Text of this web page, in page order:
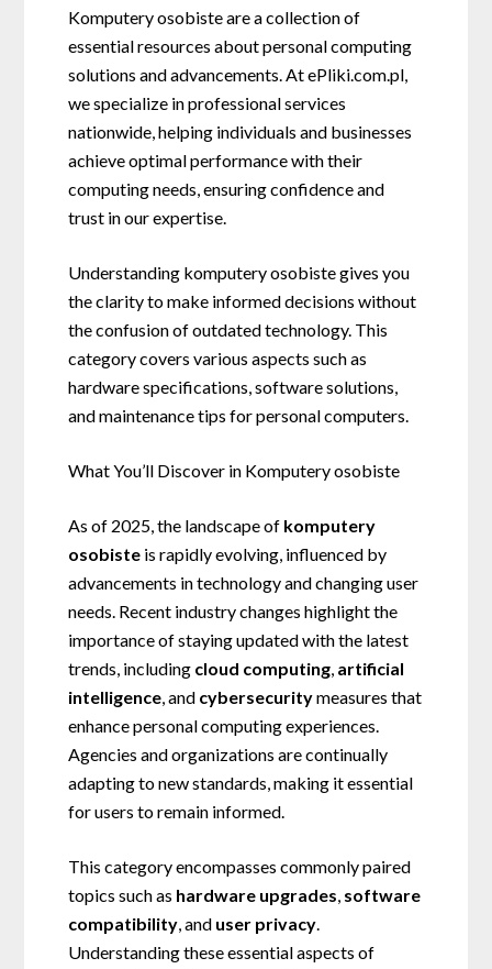
Komputery osobiste are a collection of
essential resources about personal computing
solutions and advancements. At ePliki.com.pl,
we specialize in professional services
nationwide, helping individuals and businesses
achieve optimal performance with their
computing needs, ensuring confidence and
trust in our expertise.
Understanding komputery osobiste gives you
the clarity to make informed decisions without
the confusion of outdated technology. This
category covers various aspects such as
hardware specifications, software solutions,
and maintenance tips for personal computers.
What You’ll Discover in Komputery osobiste
As of 2025, the landscape of komputery
osobiste is rapidly evolving, influenced by
advancements in technology and changing user
needs. Recent industry changes highlight the
importance of staying updated with the latest
trends, including cloud computing, artificial
intelligence, and cybersecuritymeasures that
enhance personal computing experiences.
Agencies and organizations are continually
adapting to new standards, making it essential
for users to remain informed.
This category encompasses commonly paired
topics such as hardware upgrades, software
compatibility, and user privacy.
Understanding these essential aspects of